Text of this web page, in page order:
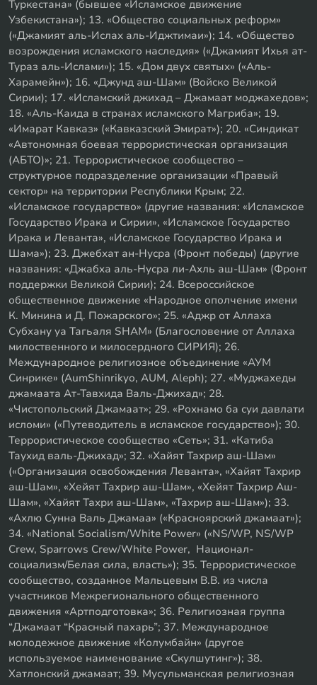
Туркестана» (бывшее «Исламское движение
Узбекистана»); 13. «Общество социальных реформ»
(«Джамият аль-Ислах аль-Иджтимаи»); 14. «Общество
возрождения исламского наследия» («Джамият Ихья ат-
Тураз аль-Ислами»); 15. «Дом двух святых» («Аль-
Харамейн»); 16. «Джунд аш-Шам» (Войско Великой
Сирии); 17. «Исламский джихад – Джамаат моджахедов»;
18. «Аль-Каида в странах исламского Магриба»; 19.
«Имарат Кавказ» («Кавказский Эмират»); 20. «Синдикат
«Автономная боевая террористическая организация
(АБТО)»; 21. Террористическое сообщество –
структурное подразделение организации «Правый
сектор» на территории Республики Крым; 22.
«Исламское государство» (другие названия: «Исламское
Государство Ирака и Сирии», «Исламское Государство
Ирака и Леванта», «Исламское Государство Ирака и
Шама»); 23. Джебхат ан-Нусра (Фронт победы) (другие
названия: «Джабха аль-Нусра ли-Ахль аш-Шам» (Фронт
поддержки Великой Сирии); 24. Всероссийское
общественное движение «Народное ополчение имени
К. Минина и Д. Пожарского»; 25. «Аджр от Аллаха
Субхану уа Тагьаля SHAM» (Благословение от Аллаха
милоственного и милосердного СИРИЯ); 26.
Международное религиозное объединение «АУМ
Синрике» (AumShinrikyo, AUM, Aleph); 27. «Муджахеды
джамаата Ат-Тавхида Валь-Джихад»; 28.
«Чистопольский Джамаат»; 29. «Рохнамо ба суи давлати
исломи» («Путеводитель в исламское государство»); 30.
Террористическое сообщество «Сеть»; 31. «Катиба
Таухид валь-Джихад»; 32. «Хайят Тахрир аш-Шам»
(«Организация освобождения Леванта», «Хайят Тахрир
аш-Шам», «Хейят Тахрир аш-Шам», «Хейят Тахрир Аш-
Шам», «Хайят Тахри аш-Шам», «Тахрир аш-Шам»); 33.
«Ахлю Сунна Валь Джамаа» («Красноярский джамаат»);
34. «National Socialism/White Power» («NS/WP, NS/WP
Crew, Sparrows Crew/White Power, Национал-
социализм/Белая сила, власть»); 35. Террористическое
сообщество, созданное Мальцевым В.В. из числа
участников Межрегионального общественного
движения «Артподготовка»; 36. Религиозная группа
“Джамаат “Красный пахарь”; 37. Международное
молодежное движение «Колумбайн» (другое
используемое наименование «Скулшутинг»); 38.
Хатлонский джамаат; 39. Мусульманская религиозная